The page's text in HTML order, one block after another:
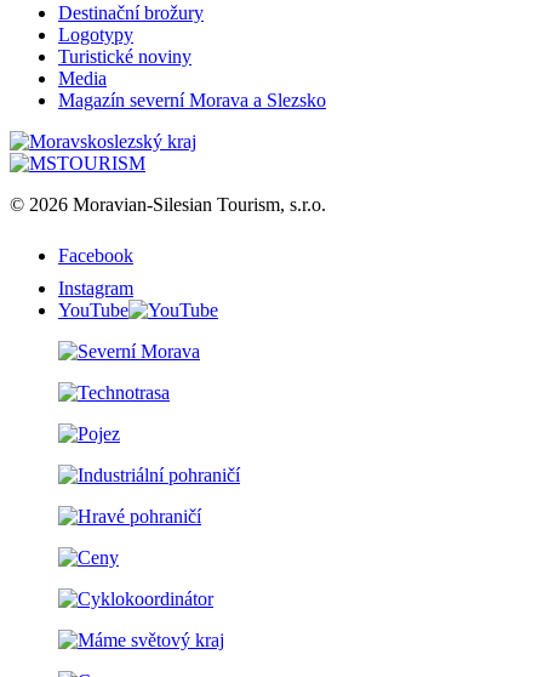
Destinační brožury
Logotypy
Turistické noviny
Media
Magazín severní Morava a Slezsko
© 2026 Moravian-Silesian Tourism, s.r.o.
Facebook
Instagram
YouTube